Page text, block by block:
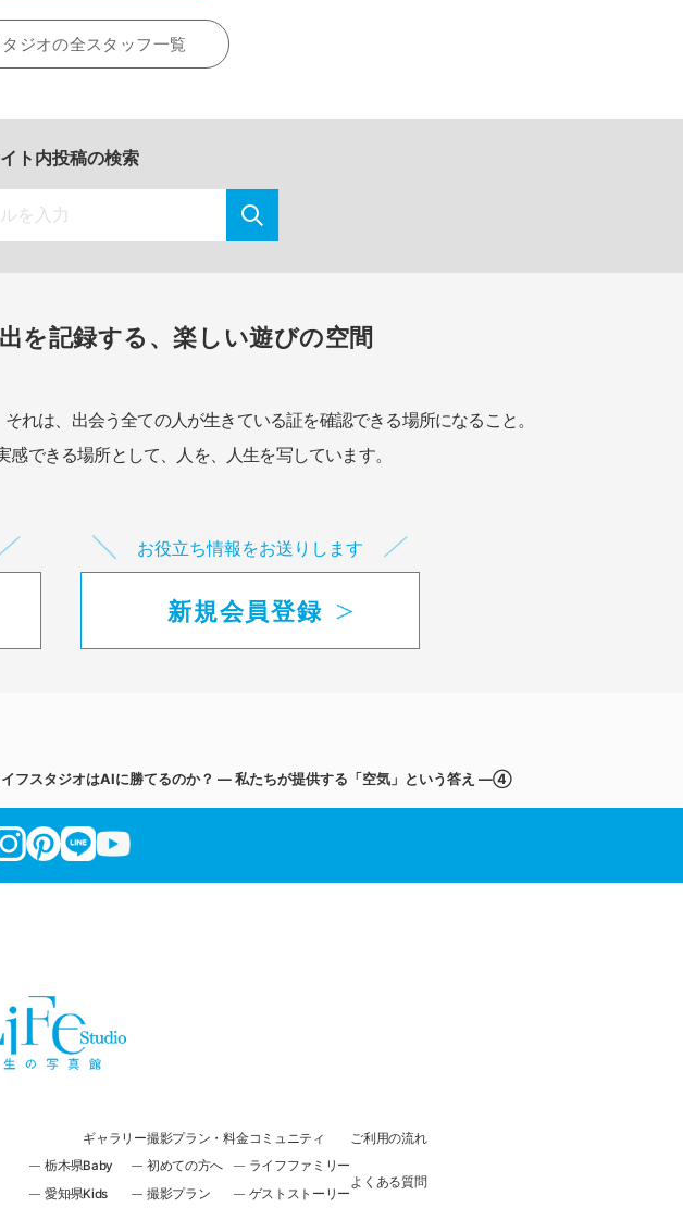
ジオの全スタッフ一覧
ト内投稿の検索
を記録する、楽しい遊びの空間
それは、出会う全ての人が生きている証を確認できる場所になること。
できる場所として、 人を、人生を写しています。
お役立ち情報をお送りします
新規会員登録
イフスタジオはAIに勝てるのか？ ― 私たちが提供する「空気」という答え ―④
栃木県
愛知県
ギャラリー
Baby
Kids
撮影プラン・料金
初めての方へ
撮影プラン
コミュニティ
ライフファミリー
ゲストストーリー
ご利用の流れ
よくある質問